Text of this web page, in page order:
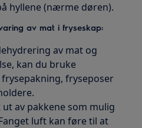
hyllene (nærme døren).
av mat i fryseskap:
av mat og
kan du bruke
fryseposer
av pakkene som mulig
luft kan føre til at